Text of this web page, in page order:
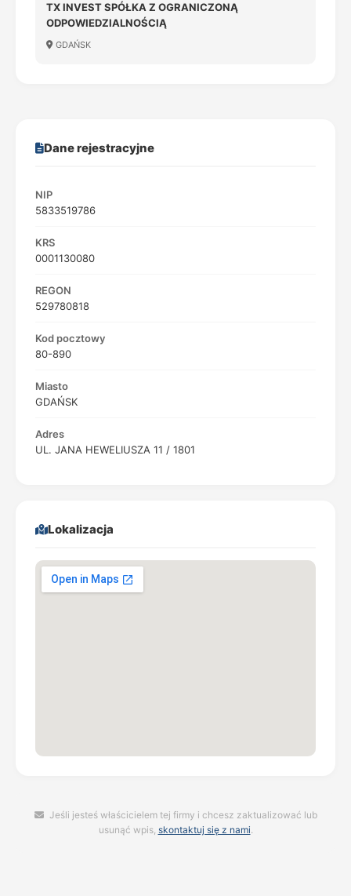
TX INVEST SPÓŁKA Z OGRANICZONĄ
ODPOWIEDZIALNOŚCIĄ
GDAŃSK
Dane rejestracyjne
NIP
5833519786
KRS
0001130080
REGON
529780818
Kod pocztowy
80-890
Miasto
GDAŃSK
Adres
UL. JANA HEWELIUSZA 11 / 1801
Lokalizacja
Jeśli jesteś właścicielem tej firmy i chcesz zaktualizować lub
usunąć wpis, skontaktuj się z nami.